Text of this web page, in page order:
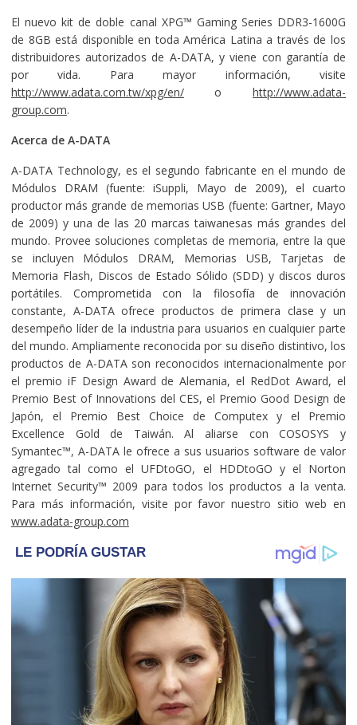
El nuevo kit de doble canal XPG™ Gaming Series DDR3-1600G
de 8GB está disponible en toda América Latina a través de los
distribuidores autorizados de A-DATA, y viene con garantía de
por vida. Para mayor información, visite
http://www.adata.com.tw/xpg/en/ohttp://www.adata-
group.com.
Acerca de A-DATA
A-DATA Technology, es el segundo fabricante en el mundo de
Módulos DRAM (fuente: iSuppli, Mayo de 2009), el cuarto
productor más grande de memorias USB (fuente: Gartner, Mayo
de 2009) y una de las 20 marcas taiwanesas más grandes del
mundo. Provee soluciones completas de memoria, entre la que
se incluyen Módulos DRAM, Memorias USB, Tarjetas de
Memoria Flash, Discos de Estado Sólido (SDD) y discos duros
portátiles. Comprometida con la filosofía de innovación
constante, A-DATA ofrece productos de primera clase y un
desempeño líder de la industria para usuarios en cualquier parte
del mundo. Ampliamente reconocida por su diseño distintivo, los
productos de A-DATA son reconocidos internacionalmente por
el premio iF Design Award de Alemania, el RedDot Award, el
Premio Best of Innovations del CES, el Premio Good Design de
Japón, el Premio Best Choice de Computex y el Premio
Excellence Gold de Taiwán. Al aliarse con COSOSYS y
Symantec™, A-DATA le ofrece a sus usuarios software de valor
agregado tal como el UFDtoGO, el HDDtoGO y el Norton
Internet Security™ 2009 para todos los productos a la venta.
Para más información, visite por favor nuestro sitio web en
www.adata-group.com